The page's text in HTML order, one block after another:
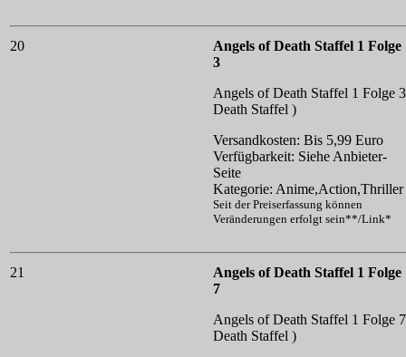
20
Angels of Death Staffel 1 Folge
3
Angels of Death Staffel 1 Folge 3
Death Staffel )
Versandkosten: Bis 5,99 Euro
Verfügbarkeit: Siehe Anbieter-
Seite
Kategorie: Anime,Action,Thriller
Seit der Preiserfassung können
Veränderungen erfolgt sein**/Link*
21
Angels of Death Staffel 1 Folge
7
Angels of Death Staffel 1 Folge 7
Death Staffel )